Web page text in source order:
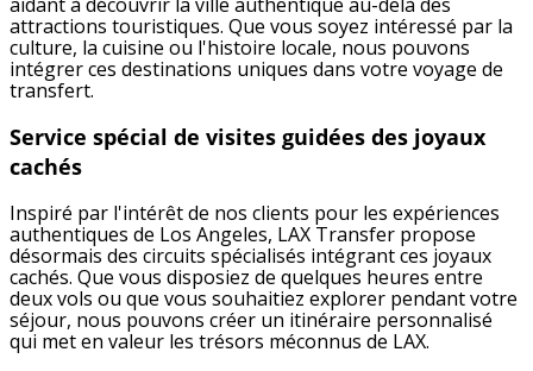
attractions touristiques. Que vous soyez intéressé par la
culture, la cuisine ou l'histoire locale, nous pouvons
intégrer ces destinations uniques dans votre voyage de
transfert.
Service spécial de visites guidées des joyaux
cachés
Inspiré par l'intérêt de nos clients pour les expériences
authentiques de Los Angeles, LAX Transfer propose
désormais des circuits spécialisés intégrant ces joyaux
cachés. Que vous disposiez de quelques heures entre
deux vols ou que vous souhaitiez explorer pendant votre
séjour, nous pouvons créer un itinéraire personnalisé
qui met en valeur les trésors méconnus de LAX.